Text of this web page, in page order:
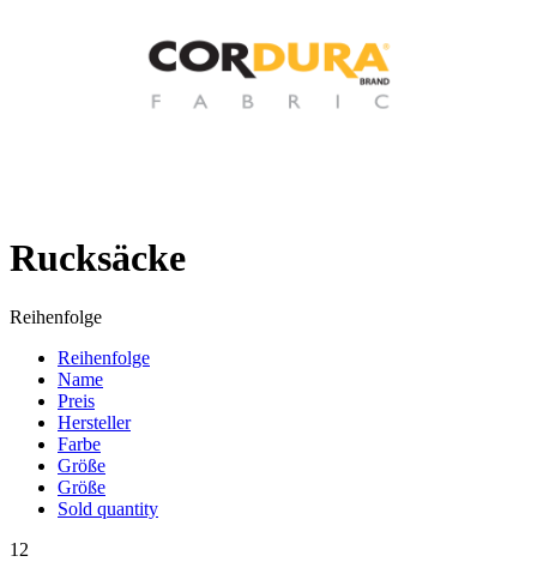
Rucksäcke
Reihenfolge
Reihenfolge
Name
Preis
Hersteller
Farbe
Größe
Größe
Sold quantity
12